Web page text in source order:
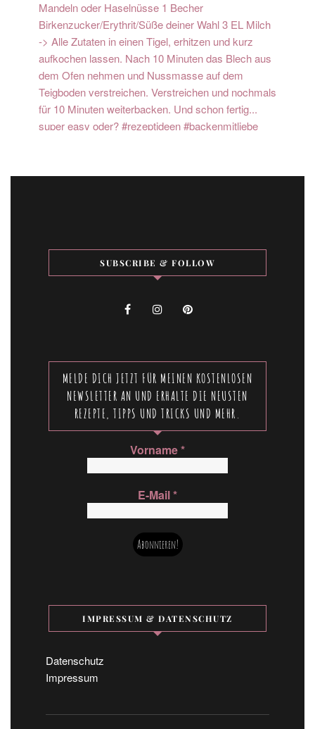
SUBSCRIBE & FOLLOW
MELDE DICH JETZT FÜR MEINEN KOSTENLOSEN
NEWSLETTER AN UND ERHALTE DIE NEUSTEN
REZEPTE, TIPPS UND TRICKS UND MEHR.
Vorname*
E-Mail*
IMPRESSUM & DATENSCHUTZ
Datenschutz
Impressum